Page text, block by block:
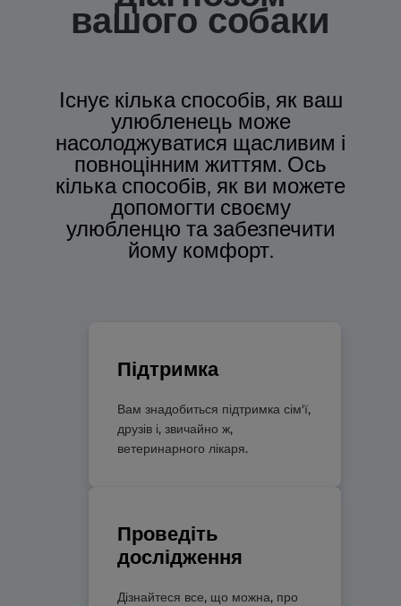
вашого собаки
Існує кілька способів, як ваш
улюбленець може
насолоджуватися щасливим і
повноцінним життям. Ось
кілька способів, як ви можете
допомогти своєму
улюбленцю та забезпечити
йому комфорт.
Підтримка
Вам знадобиться підтримка сім'ї,
друзів і, звичайно ж,
ветеринарного лікаря.
Проведіть
дослідження
Дізнайтеся все, що можна, про